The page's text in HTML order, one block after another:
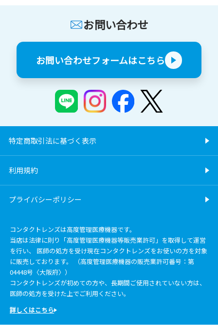
お問い合わせ
お問い合わせフォームはこちら
特定商取引法に基づく表示
利用規約
プライバシーポリシー
コンタクトレンズは高度管理医療機器です。
当店は法律に則り「高度管理医療機器等販売業許可」を取得して運営
を行い、 医師の処方を受け現在コンタクトレンズをお使いの方を対象
に販売しております。 （高度管理医療機器の販売業許可番号：第
04448号〈大阪府〉）
コンタクトレンズが初めての方や、長期間ご使用されていない方は、
医師の処方を受けた上でご利用ください。
詳しくはこちら